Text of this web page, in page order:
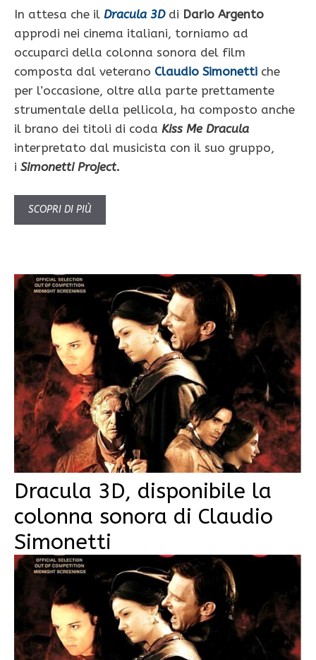
In attesa che il Dracula 3Ddi Dario Argento
approdi nei cinema italiani, torniamo ad
occuparci della colonna sonora del film
composta dal veterano Claudio Simonetti che
per l’occasione, oltre alla parte prettamente
strumentale della pellicola, ha composto anche
il brano dei titoli di coda Kiss Me Dracula
interpretato dal musicista con il suo gruppo,
i Simonetti Project.
SCOPRI DI PIÙ
Dracula 3D, disponibile la
colonna sonora di Claudio
Simonetti